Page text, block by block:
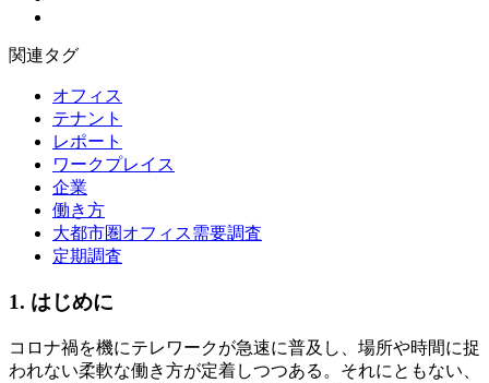
関連タグ
オフィス
テナント
レポート
ワークプレイス
企業
働き方
大都市圏オフィス需要調査
定期調査
1. はじめに
コロナ禍を機にテレワークが急速に普及し、場所や時間に捉
われない柔軟な働き方が定着しつつある。それにともない、